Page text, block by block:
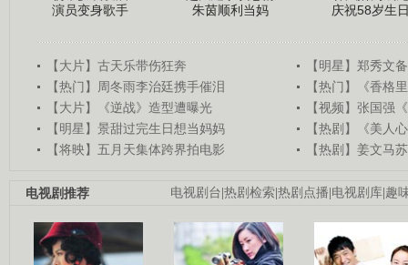
演员变身歌手
朱茵顺利当妈
庆祝58岁生
【大片】古天乐带伤狂奔
【明星】郑秀文
【热门】周冬雨李治廷携手催泪
【热门】《香格
【大片】《逆战》造型遭曝光
【视频】张国强
【明星】景甜过完生日想当妈妈
【热剧】《美人
【将映】五月天集体跨界拍电影
【热剧】姜文马
电视剧台|热剧检索|热剧点播|电视剧库|趣
电视剧推荐